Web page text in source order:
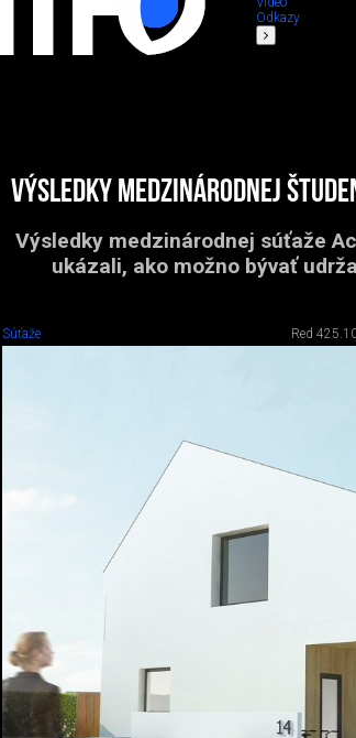
Odkazy
Výsledky medzinárodnej
Výsledky medzinárodnej súťaže
ukázali, ako možno bývať
Súťaže Red 4